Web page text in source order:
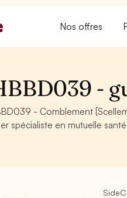
Nos offres
-
- Comblement
spécialiste en mutuelle